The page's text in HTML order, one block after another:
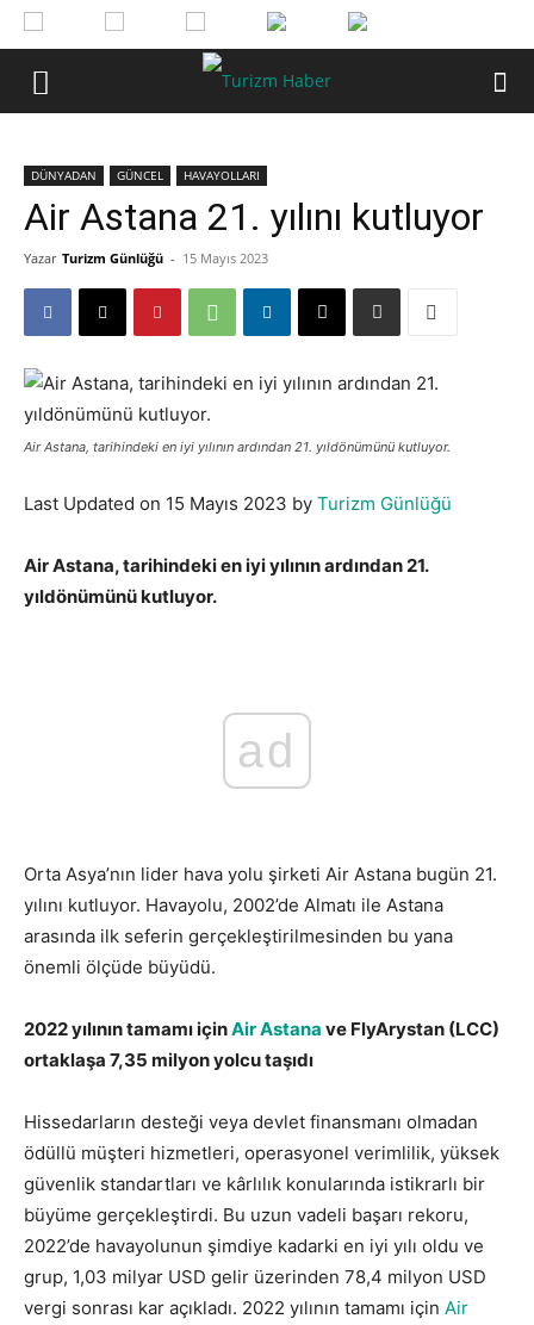
DÜNYADAN GÜNCEL HAVAYOLLARI
Air Astana 21. yılını kutluyor
Yazar Turizm Günlüğü - 15 Mayıs 2023
Air Astana, tarihindeki en iyi yılının ardından 21. yıldönümünü kutluyor.
Last Updated on 15 Mayıs 2023 by Turizm Günlüğü
Air Astana, tarihindeki en iyi yılının ardından 21.
yıldönümünü kutluyor.
ad
Orta Asya’nın lider hava yolu şirketi Air Astana bugün 21.
yılını kutluyor. Havayolu, 2002’de Almatı ile Astana
arasında ilk seferin gerçekleştirilmesinden bu yana
önemli ölçüde büyüdü.
2022 yılının tamamı içinAir Astana ve FlyArystan (LCC)
ortaklaşa 7,35 milyon yolcu taşıdı
Hissedarların desteği veya devlet finansmanı olmadan
ödüllü müşteri hizmetleri, operasyonel verimlilik, yüksek
güvenlik standartları ve kârlılık konularında istikrarlı bir
büyüme gerçekleştirdi. Bu uzun vadeli başarı rekoru,
2022’de havayolunun şimdiye kadarki en iyi yılı oldu ve
grup, 1,03 milyar USD gelir üzerinden 78,4 milyon USD
vergi sonrası kar açıkladı. 2022 yılının tamamı için Air